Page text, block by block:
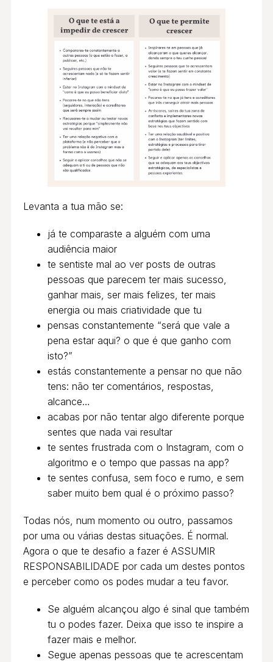
Levanta a tua mão se:
já te comparaste a alguém com uma
audiência maior
te sentiste mal ao ver posts de outras
pessoas que parecem ter mais sucesso,
ganhar mais, ser mais felizes, ter mais
energia ou mais criatividade que tu
pensas constantemente “será que vale a
pena estar aqui? o que é que ganho com
isto?”
estás constantemente a pensar no que não
tens: não ter comentários, respostas,
alcance…
acabas por não tentar algo diferente porque
sentes que nada vai resultar
te sentes frustrada com o Instagram, com o
algoritmo e o tempo que passas na app?
te sentes confusa, sem foco e rumo, e sem
saber muito bem qual é o próximo passo?
Todas nós, num momento ou outro, passamos
por uma ou várias destas situações. É normal.
Agora o que te desafio a fazer é ASSUMIR
RESPONSABILIDADE por cada um destes pontos
e perceber como os podes mudar a teu favor.
Se alguém alcançou algo é sinal que também
tu o podes fazer. Deixa que isso te inspire a
fazer mais e melhor.
Segue apenas pessoas que te acrescentam